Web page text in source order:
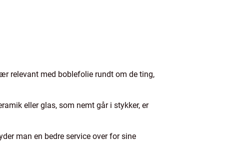
relevant med boblefolie rundt om de ting,
eller glas, som nemt går i stykker, er
man en bedre service over for sine